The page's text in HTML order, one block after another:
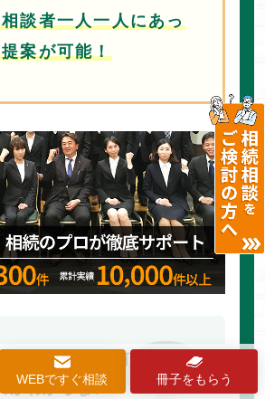
談者一人一人にあっ
案が可能！
きといっても何から始め
かわからない
WEBですぐ相談 冊子をもらう